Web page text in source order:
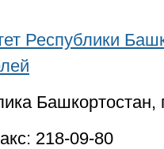
Республики
218-09-80